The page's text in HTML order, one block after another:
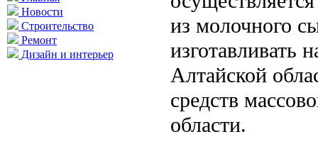
Новости
Строительство
Ремонт
Дизайн и интерьер
из молочного
изготавливать
Алтайской
средств
области.